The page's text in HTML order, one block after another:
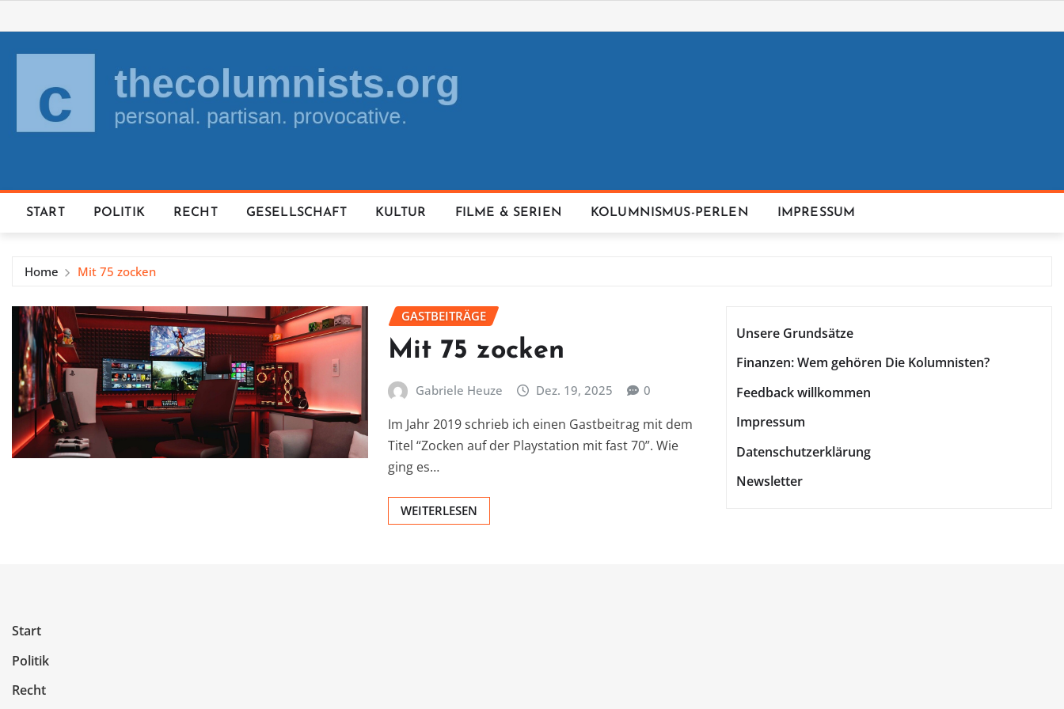
to
content
START POLITIK RECHT GESELLSCHAFT KULTUR FILME & SERIEN KOLUMNISMUS-PERLEN IMPRESSUM
Home Mit 75 zocken
GASTBEITRÄGE
Mit 75 zocken
Gabriele Heuze Dez. 19, 2025 0
Im Jahr 2019 schrieb ich einen Gastbeitrag mit dem
Titel “Zocken auf der Playstation mit fast 70”. Wie
ging es…
WEITERLESEN
Unsere Grundsätze
Finanzen: Wem gehören Die Kolumnisten?
Feedback willkommen
Impressum
Datenschutzerklärung
Newsletter
Start
Politik
Recht